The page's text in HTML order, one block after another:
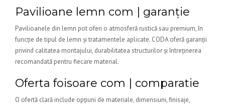
Pavilioane lemn com | garanție
Pavilioanele din lemn pot oferi o atmosferă rustică sau premium, în
funcție de tipul de lemn și tratamentele aplicate. CODA oferă garanții
privind calitatea montajului, durabilitatea structurilor și întreținerea
recomandată pentru fiecare material.
Oferta foisoare com | comparatie
O ofertă clară include opțiuni de materiale, dimensiuni, finisaje,